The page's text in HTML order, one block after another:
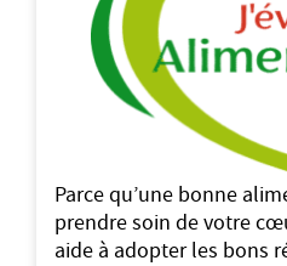
Parce qu’une bonne
prendre soin de votre
aide à adopter les bons